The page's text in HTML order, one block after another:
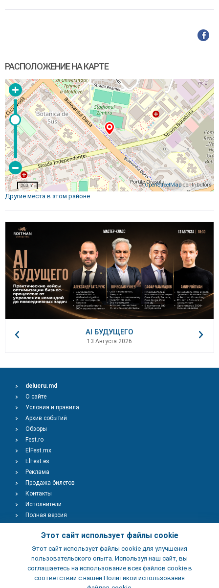
РАСПОЛОЖЕНИЕ НА КАРТЕ
©OpenStreetMapcontributors
200 m
Другие места в этом районе
AI БУДУЩЕГО
13 Августа 2026
Этот сайт использует файлы cookie
Этот сайт использует файлы cookie для улучшения
пользовательского опыта. Используя наш сайт, вы
соглашаетесь на использование всех файлов cookie в
соответствии с нашей Политикой использования
delucru.md
О сайте
Условия и правила
Архив событий
Обзоры
Fest.ro
ElFest.mx
ElFest.es
Реклама
Продажа билетов
Контакты
Исполнители
Полная версия
Добавить Событие